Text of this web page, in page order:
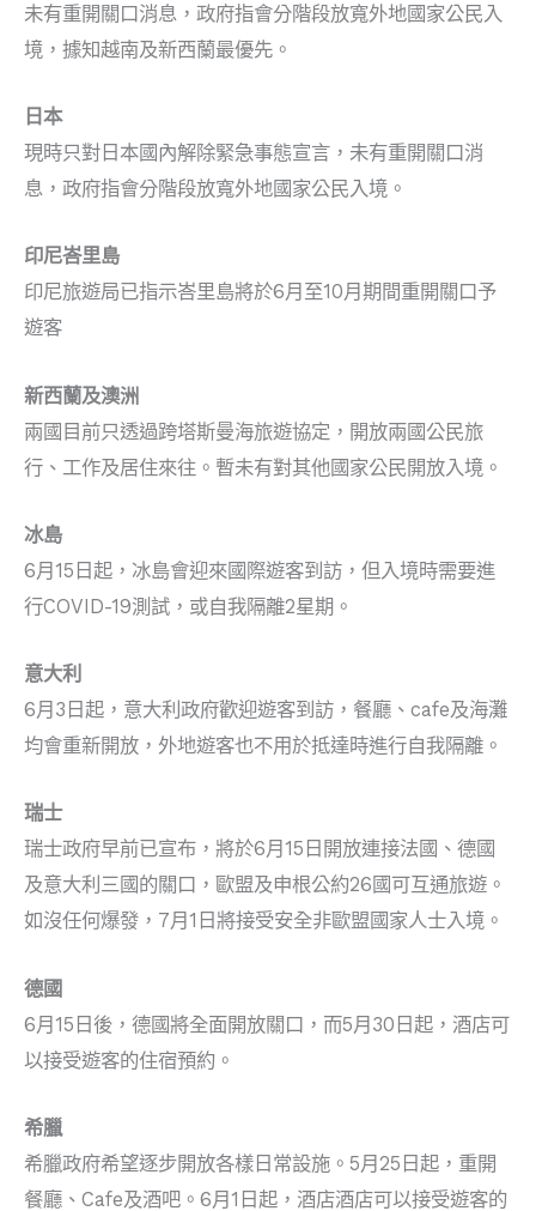
未有重開關口消息，政府指會分階段放寬外地國家公民入
境，據知越南及新西蘭最優先。
日本
現時只對日本國內解除緊急事態宣言，未有重開關口消
息，政府指會分階段放寬外地國家公民入境。
印尼峇里島
印尼旅遊局已指示峇里島將於6月至10月期間重開關口予
遊客
新西蘭及澳洲
兩國目前只透過跨塔斯曼海旅遊協定，開放兩國公民旅
行、工作及居住來往。暫未有對其他國家公民開放入境。
冰島
6月15日起，冰島會迎來國際遊客到訪，但入境時需要進
行COVID-19測試，或自我隔離2星期。
意大利
6月3日起，意大利政府歡迎遊客到訪，餐廳、cafe及海灘
均會重新開放，外地遊客也不用於抵達時進行自我隔離。
瑞士
瑞士政府早前已宣布，將於6月15日開放連接法國、德國
及意大利三國的關口，歐盟及申根公約26國可互通旅遊。
如沒任何爆發，7月1日將接受安全非歐盟國家人士入境。
德國
6月15日後，德國將全面開放關口，而5月30日起，酒店可
以接受遊客的住宿預約。
希臘
希臘政府希望逐步開放各樣日常設施。5月25日起，重開
餐廳、Cafe及酒吧。6月1日起，酒店酒店可以接受遊客的